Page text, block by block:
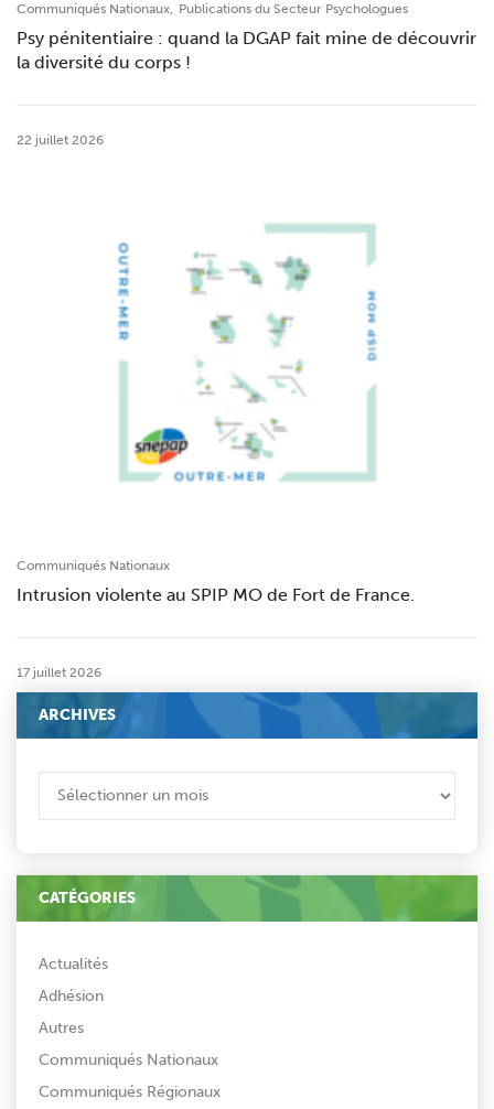
Communiqués Nationaux, Publications du Secteur Psychologues
Psy pénitentiaire : quand la DGAP fait mine de découvrir
la diversité du corps !
22 juillet 2026
Communiqués Nationaux
Intrusion violente au SPIP MO de Fort de France.
17 juillet 2026
ARCHIVES
CATÉGORIES
Actualités
Adhésion
Autres
Communiqués Nationaux
Communiqués Régionaux